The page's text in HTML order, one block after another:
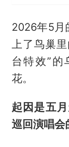
2026年5月
上了鸟巢
台特效”的
花。
起因是五
巡回演唱会